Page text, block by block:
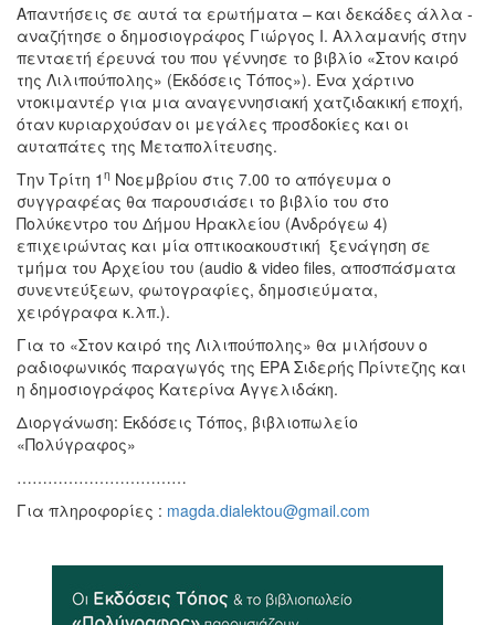
Απαντήσεις σε αυτά τα ερωτήματα – και δεκάδες άλλα -
αναζήτησε ο δημοσιογράφος Γιώργος Ι. Αλλαμανής στην
πενταετή έρευνά του που γέννησε το βιβλίο «Στον καιρό
της Λιλιπούπολης» (Εκδόσεις Τόπος»). Ένα χάρτινο
ντοκιμαντέρ για μια αναγεννησιακή χατζιδακική εποχή,
όταν κυριαρχούσαν οι μεγάλες προσδοκίες και οι
αυταπάτες της Μεταπολίτευσης.
Την Τρίτη 1 η Νοεμβρίου στις 7.00 το απόγευμα ο
συγγραφέας θα παρουσιάσει το βιβλίο του στο
Πολύκεντρο του Δήμου Ηρακλείου (Ανδρόγεω 4)
επιχειρώντας και μία οπτικοακουστική ξενάγηση σε
τμήμα του Αρχείου του (audio & video files, αποσπάσματα
συνεντεύξεων, φωτογραφίες, δημοσιεύματα,
χειρόγραφα κ.λπ.).
Για το «Στον καιρό της Λιλιπούπολης» θα μιλήσουν ο
ραδιοφωνικός παραγωγός της ΕΡΑ Σιδερής Πρίντεζης και
η δημοσιογράφος Κατερίνα Αγγελιδάκη.
Διοργάνωση: Εκδόσεις Τόπος, βιβλιοπωλείο
«Πολύγραφος»
……………………………
Για πληροφορίες : magda.dialektou@gmail.com